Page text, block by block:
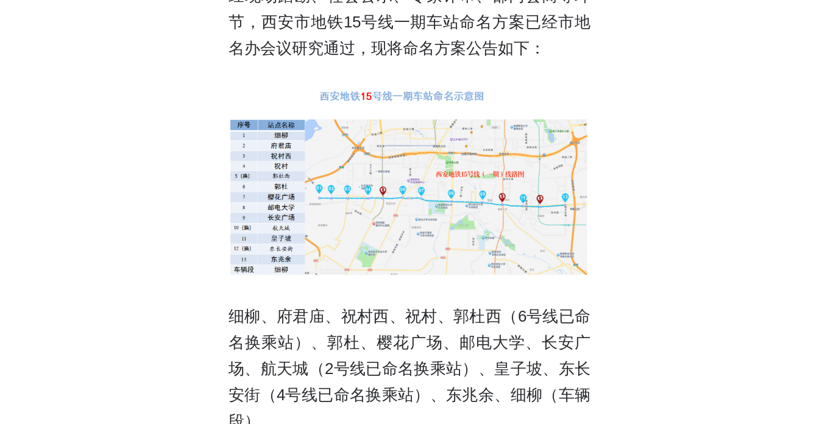
节，西安市地铁15号线一期车站命名方案已经市地
名办会议研究通过，现将命名方案公告如下：
细柳、府君庙、祝村西、祝村、郭杜西（6号线已命
名换乘站）、郭杜、樱花广场、邮电大学、长安广
场、航天城（2号线已命名换乘站）、皇子坡、东长
安街（4号线已命名换乘站）、东兆余、细柳（车辆